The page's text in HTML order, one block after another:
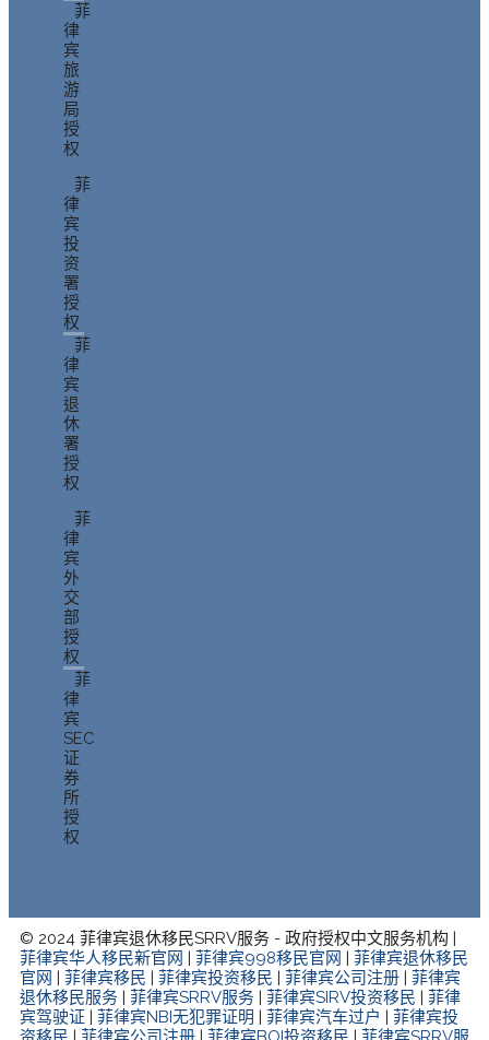
菲
律
宾
旅
游
局
授
权
菲
律
宾
投
资
署
授
权
菲
律
宾
退
休
署
授
权
菲
律
宾
外
交
部
授
权
菲
律
宾
SEC
证
券
所
授
权
© 2024 菲律宾退休移民SRRV服务 - 政府授权中文服务机构 |
菲律宾华人移民新官网
菲律宾998移民官网
菲律宾退休移民
官网
菲律宾移民 菲律宾投资移民 菲律宾公司注册
菲律宾
退休移民服务
菲律宾SRRV服务 菲律宾SIRV投资移民
菲律
宾驾驶证
菲律宾NBI无犯罪证明 菲律宾汽车过户
菲律宾投